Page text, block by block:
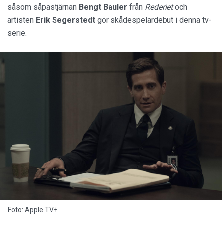
såsom såpastjärnan Bengt Bauler från Rederietoch
artisten Erik Segerstedt gör skådespelardebut i denna tv-
serie.
Foto: Apple TV+